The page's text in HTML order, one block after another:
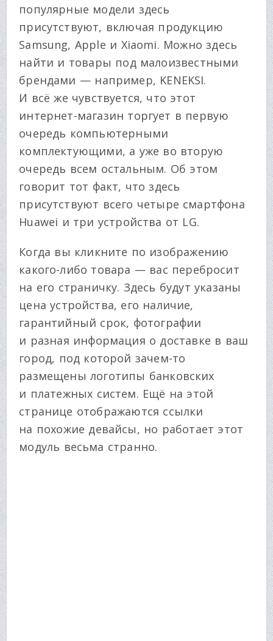
популярные модели здесь
присутствуют, включая продукцию
Samsung, Apple и Xiaomi. Можно здесь
найти и товары под малоизвестными
брендами — например, KENEKSI.
И всё же чувствуется, что этот
интернет-магазин торгует в первую
очередь компьютерными
комплектующими, а уже во вторую
очередь всем остальным. Об этом
говорит тот факт, что здесь
присутствуют всего четыре смартфона
Huawei и три устройства от LG.
Когда вы кликните по изображению
какого-либо товара — вас перебросит
на его страничку. Здесь будут указаны
цена устройства, его наличие,
гарантийный срок, фотографии
и разная информация о доставке в ваш
город, под которой зачем-то
размещены логотипы банковских
и платежных систем. Ещё на этой
странице отображаются ссылки
на похожие девайсы, но работает этот
модуль весьма странно.